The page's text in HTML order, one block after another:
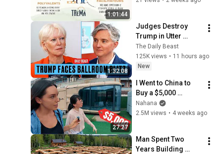
1:01:44
(22/07/2027)
1:32:08
Judges Destroy
Trump in Utter
Ballroom
Humiliation | The
Daily Beast Podcast
The Daily Beast
125K views • 11 hours ago
New
27:27
I Went to China to
Buy a $5,000
Modular Home —
What's the Real
Nahana
2.5M views • 4 weeks ago
Man Spent Two
Years Building